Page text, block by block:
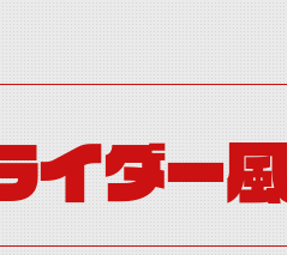
イダー